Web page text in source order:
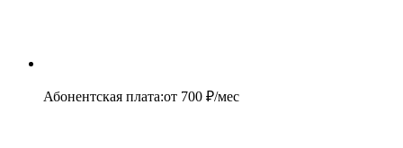
Абонентская плата:от 700 ₽/мес